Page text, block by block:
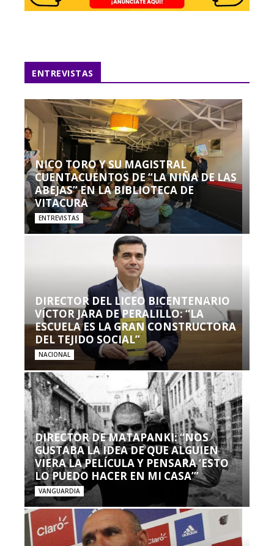
ENTREVISTAS
NICO TORO Y SU MAGISTRAL
CUENTACUENTOS DE “LA NIÑA DE LAS
ABEJAS” EN LA BIBLIOTECA DE
VITACURA
ENTREVISTAS
DIRECTOR DEL LICEO BICENTENARIO
VÍCTOR JARA DE PERALILLO: “LA
ESCUELA ES LA GRAN CONSTRUCTORA
DEL TEJIDO SOCIAL”
NACIONAL
DIRECTOR DE MATAPANKI: “NOS
GUSTABA LA IDEA DE QUE ALGUIEN
VIERA LA PELÍCULA Y PENSARA ‘ESTO
LO PUEDO HACER EN MI CASA’”
VANGUARDIA